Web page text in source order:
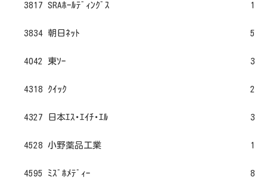
3817 SRAﾎｰﾙﾃﾞｨﾝｸﾞｽ 1
3834 朝日ﾈｯﾄ 5
4042 東ｿｰ 3
4318 ｸｲｯｸ 2
4327 日本ｴｽ･ｴｲﾁ･ｴﾙ 3
4528 小野薬品工業 1
4595 ﾐｽﾞﾎﾒﾃﾞｨｰ 8